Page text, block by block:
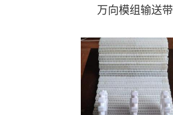
万向模组输送带